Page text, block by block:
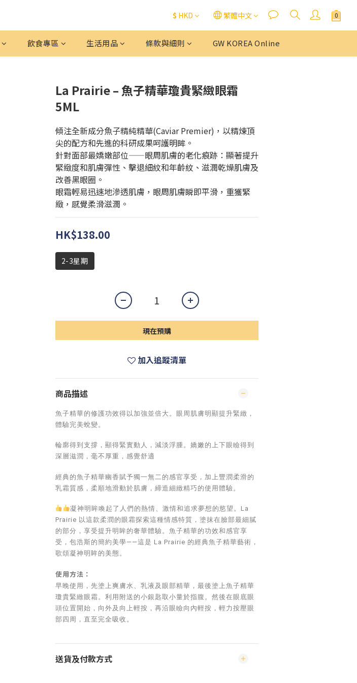
$ HKD 繁體中文
飲食專區 生活用品 條款與細則 GW KOREA Online
La Prairie – 魚子精華瓊貴緊緻眼霜
5ML
傾注全新成分魚子精純精華(Caviar Premier)，以精煉頂
尖的配方和先進的科研成果呵護明眸。
針對面部最嬌嫩部位——眼周肌膚的老化痕跡：顯著提升
緊緻度和肌膚彈性、擊退細紋和年齡紋、滋潤乾燥肌膚及
改善黑眼圈。
眼霜輕易迅速地滲透肌膚，眼周肌膚瞬即平滑，重獲緊
緻，感覺柔滑滋潤。
HK$138.00
2-3星期
現在預購
加入追蹤清單
商品描述
魚子精華的修護功效得以加強並倍大。眼周肌膚明顯提升緊緻，
體驗完美蛻變。
輪廓得到支撐，顯得緊實動人，減淡浮腫。嬌嫩的上下眼瞼得到
深層滋潤，毫不厚重，感覺舒適
經典的魚子精華幽香賦予獨一無二的感官享受，加上豐潤柔滑的
乳霜質感，柔順地滑動於肌膚，締造細緻精巧的使用體驗。
凝神明眸喚起了人們的熱情、激情和追求夢想的慾望。La
Prairie 以這款柔潤的眼霜探索這種情感特質，塗抹在臉部最細膩
的部分，享受提升明眸的奢華體驗。魚子精華的功效和感官享
受，包浩斯的簡約美學——這是 La Prairie 的經典魚子精華藝術，
歌頌凝神明眸的美態。
使用方法：
早晚使用，先塗上爽膚水、乳液及眼部精華，最後塗上魚子精華
瓊貴緊緻眼霜。利用附送的小銀匙取小量於指腹。然後在眼底眼
頭位置開始，向外及向上輕按，再沿眼瞼向內輕按，輕力按壓眼
部四周，直至完全吸收。
送貨及付款方式